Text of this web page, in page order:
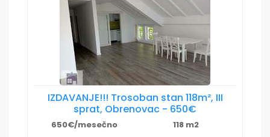
IZDAVANJE!!! Trosoban stan 118m², III
sprat, Obrenovac - 650€
650€/mesečno 118 m2